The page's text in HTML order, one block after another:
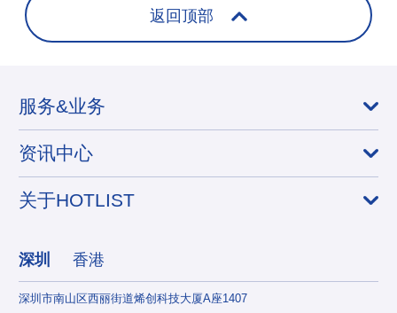
返回顶部
服务&业务
资讯中心
关于HOTLIST
深圳 香港
深圳市南山区西丽街道烯创科技大厦A座1407